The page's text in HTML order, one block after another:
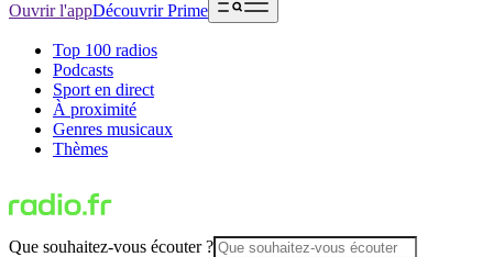
Ouvrir l'appDécouvrir Prime
Top 100 radios
Podcasts
Sport en direct
À proximité
Genres musicaux
Thèmes
Que souhaitez-vous écouter ?